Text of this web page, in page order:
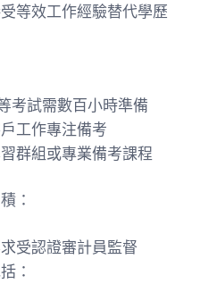
等效工作經驗替代學歷
等考試需數百小時準備
工作專注備考
群組或專業備考課程
：
受認證審計員監督
：